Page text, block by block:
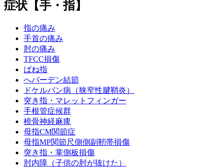
症状【手・指】
指の痛み
手首の痛み
肘の痛み
TFCC損傷
ばね指
へバーデン結節
ドケルバン病（狭窄性腱鞘炎）
突き指・マレットフィンガー
手根管症候群
橈骨神経麻痺
母指CM関節症
母指MP関節尺側側副靭帯損傷
突き指・掌側板損傷
肘内障（子供の肘が抜けた）